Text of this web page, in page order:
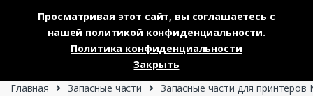
Skip to navigation
Skip to content
Главная Запасные части Запасные части для принтеров
Просматривая этот сайт, вы соглашаетесь с
нашей политикой конфиденциальности.
Политика конфиденциальности
Закрыть